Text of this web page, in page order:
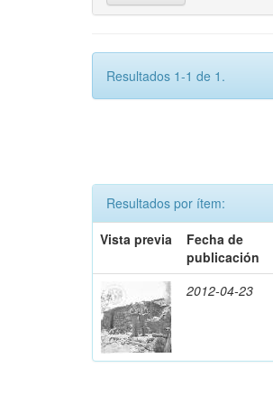
Resultados 1-1 de 1.
Resultados por ítem:
Vista previa
Fecha de
publicación
2012-04-23